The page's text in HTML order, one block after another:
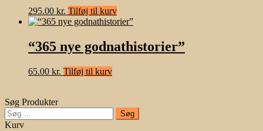
295.00 kr. Tilføj til kurv
“365 nye godnathistorier”
65.00 kr. Tilføj til kurv
Søg Produkter
Søg
efter:
Kurv